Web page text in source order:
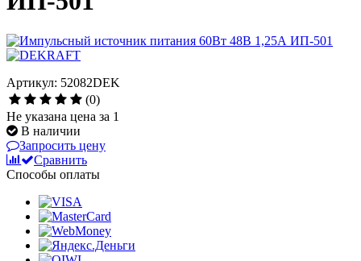
Артикул: 52082DEK
(0)
Не указана цена за 1
В наличии
Запросить цену
Сравнить
Способы оплаты